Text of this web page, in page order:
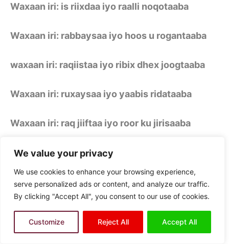
We value your privacy
We use cookies to enhance your browsing experience,
serve personalized ads or content, and analyze our traffic.
By clicking "Accept All", you consent to our use of cookies.
Customize Reject All Accept All
Waxaan iri: is riixdaa iyo raalli noqotaaba
Waxaan iri: rabbaysaa iyo hoos u rogantaaba
waxaan iri: raqiistaa iyo ribix dhex joogtaaba
Waxaan iri: ruxaysaa iyo yaabis ridataaba
Waxaan iri: raq jiiftaa iyo roor ku jirisaaba
Waxaan iri: raraysaa iyo ruun ku dhaqataaba
Waxaan iri: minaad raran heshiyo rays ku
socotaaba
Waxaan iri: rumootaaye ilkaha rigif ku